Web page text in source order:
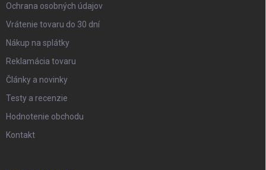
Ochrana osobných údajov
Vrátenie tovaru do 30 dní
Nákup na splátky
Reklamácia tovaru
Články a novinky
Testy a recenzie
Hodnotenie obchodu
Kontakt